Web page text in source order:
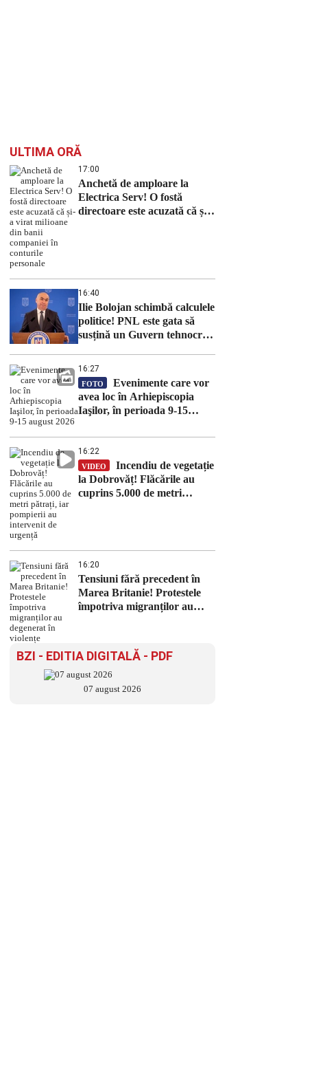
ULTIMA ORĂ
17:00
Anchetă de amploare la
Electrica Serv! O fostă
directoare este acuzată că și-a
16:40
Ilie Bolojan schimbă calculele
politice! PNL este gata să
susțină un Guvern tehnocrat,
16:27
FOTO
Evenimente care vor
avea loc în Arhiepiscopia
Iaşilor, în perioada 9-15
16:22
VIDEO
Incendiu de vegetație
la Dobrovăț! Flăcările au
cuprins 5.000 de metri
16:20
Tensiuni fără precedent în
Marea Britanie! Protestele
împotriva migranților au
BZI - EDITIA DIGITALĂ - PDF
07 august 2026